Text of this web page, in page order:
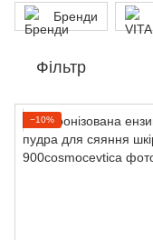
Бренди
Фільтр
−10%